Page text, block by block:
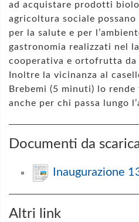
ad acquistare prodotti
agricoltura sociale
per la salute e per
gastronomia realizzati nel
cooperativa e ortofrutta da
Inoltre la vicinanza al
Brebemi (5 minuti) lo
anche per chi passa lungo
Documenti da
Inaugurazione
Altri link